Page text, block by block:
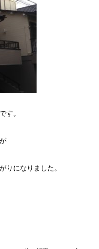
す。
りになりました。